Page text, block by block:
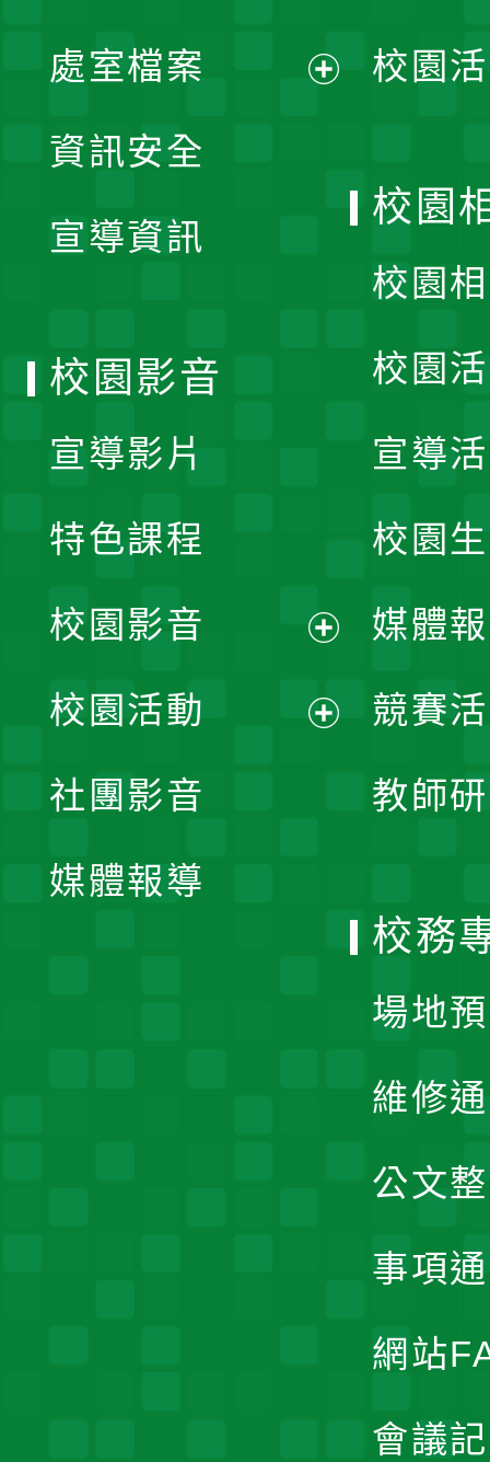
單
處室檔案
資訊安全
宣導資訊
校園
校園
校園
校園
宣導
校園
媒體
競賽
教師
校園影音
宣導影片
特色課程
校園影音
開
校園活動
社團影音
媒體報導
校務
場地
維修
公文
事項
網站
會議